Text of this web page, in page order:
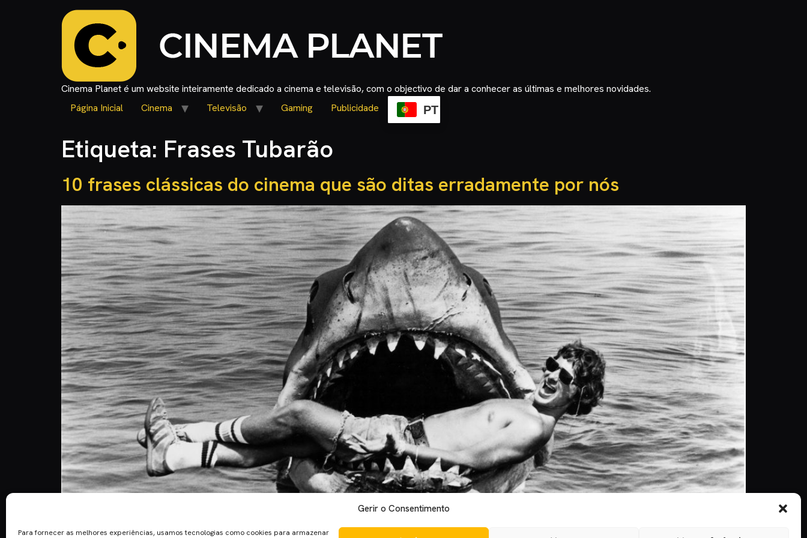
Gerir o Consentimento
Para fornecer as melhores experiências, usamos tecnologias como cookies para armazenar
Cinema Planet é um website inteiramente dedicado a cinema e televisão, com o objectivo de dar a conhecer as últimas e melhores novidades.
Página Inicial
Cinema Televisão Gaming Publicidade PT
Etiqueta: Frases Tubarão
10 frases clássicas do cinema que são ditas erradamente por nós
não acontece apenas no mundo da música, o cinema também possui vários exemplos nesse sentido. Está errado acredita! Ver também: Celebridades do cinema